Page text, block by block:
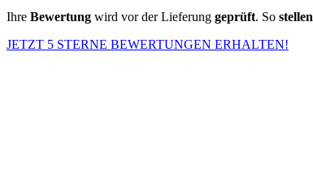
Ihre Bewertung wird vor der Lieferung geprüft. So stellen
JETZT 5 STERNE BEWERTUNGEN ERHALTEN!